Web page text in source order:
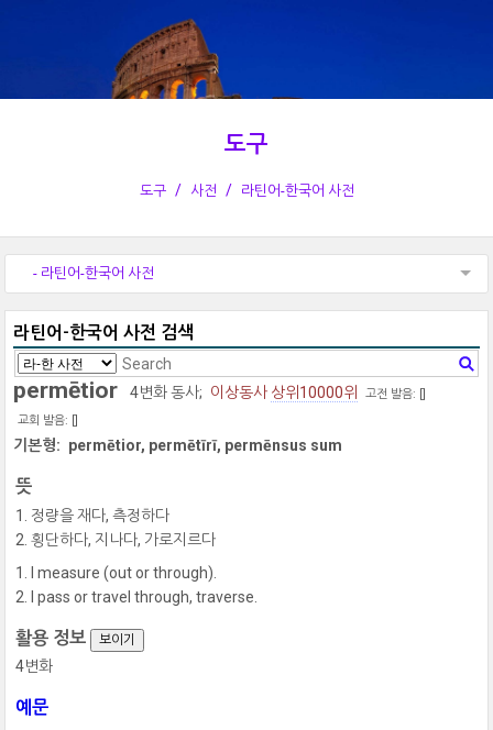
도구
도구 사전 라틴어-한국어 사전
- 라틴어-한국어 사전
라틴어-한국어 사전 검색
permētior 4변화 동사; 이상동사 상위10000위 고전 발음: []
교회 발음: []
기본형: permētior, permētīrī, permēnsus sum
뜻
정량을 재다, 측정하다
횡단하다, 지나다, 가로지르다
I measure (out or through).
I pass or travel through, traverse.
활용 정보 보이기
4변화
예문